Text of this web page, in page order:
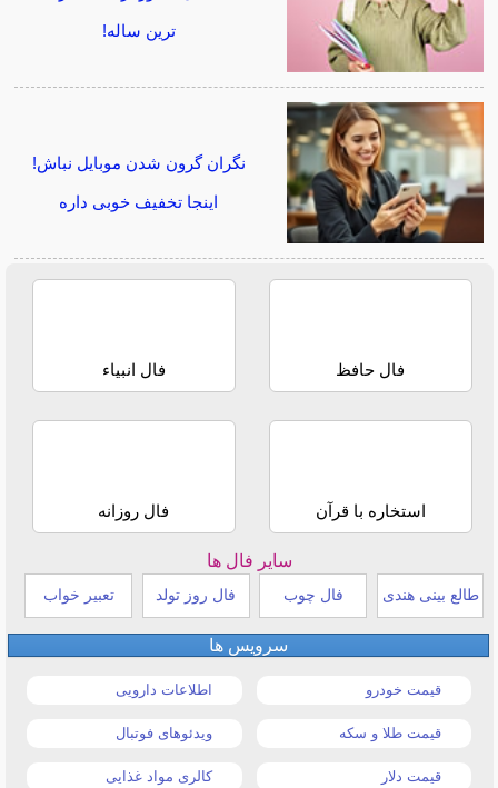
ترین ساله!
نگران گرون شدن موبایل نباش!
اینجا تخفیف خوبی داره
فال حافظ فال انبیاء
استخاره با قرآن فال روزانه
سایر فال ها
طالع بینی هندی فال چوب فال روز تولد تعبیر خواب
سرویس ها
قیمت خودرو اطلاعات دارویی
قیمت طلا و سکه ویدئوهای فوتبال
قیمت دلار کالری مواد غذایی